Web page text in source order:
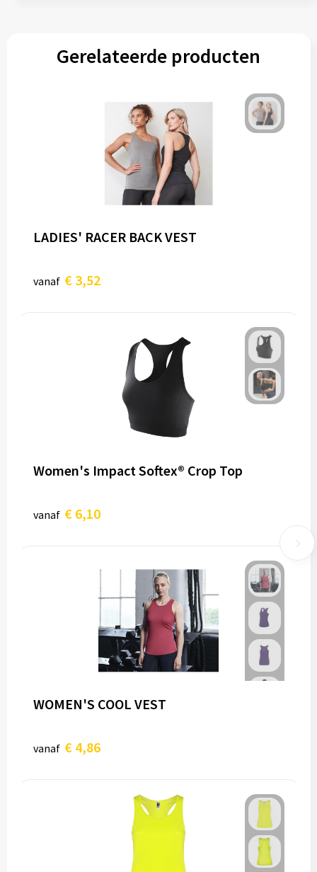
Gerelateerde producten
LADIES' RACER BACK VEST
vanaf € 3,52
Women's Impact Softex® Crop Top
vanaf € 6,10
WOMEN'S COOL VEST
vanaf € 4,86